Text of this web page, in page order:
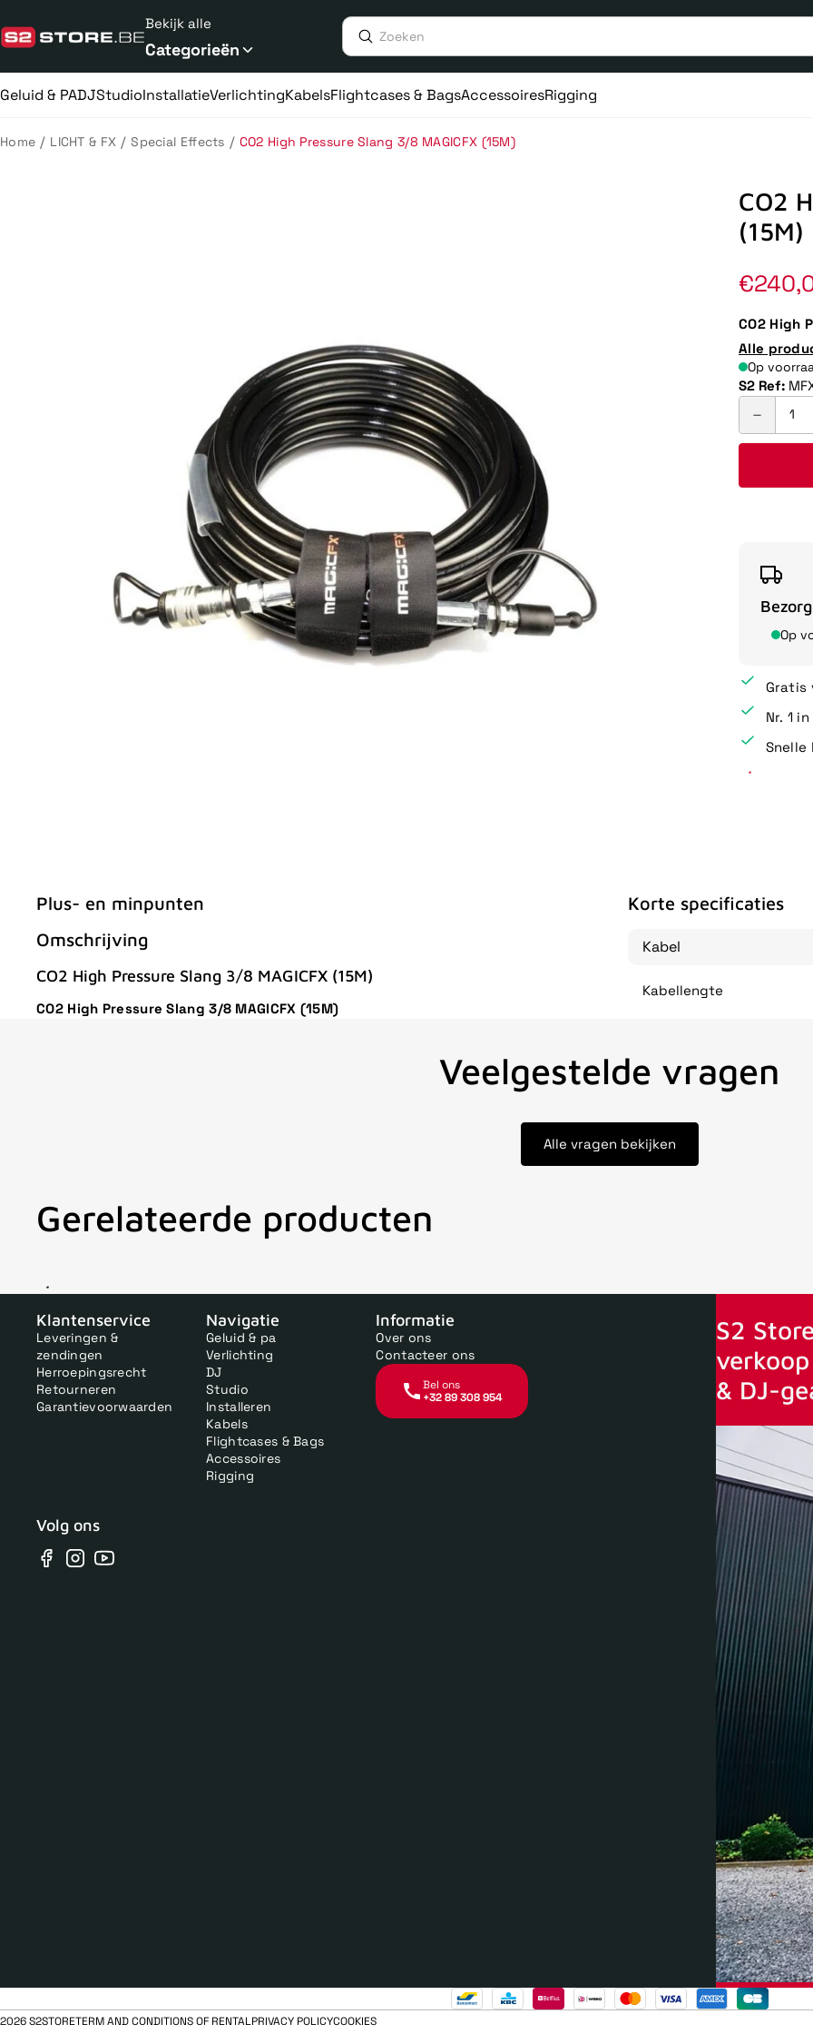
naar
de
Bekijk alle
Categorieën
Geluid & PADJStudioInstallatieVerlichtingKabelsFlightcases & BagsAccessoiresRigging
Home / LICHT & FX / Special Effects / CO2 High Pressure Slang 3/8 MAGICFX (15M)
CO2
(15M)
prijs
CO2 High
Alle
Op
S2 Ref:
Op
Gratis
Nr. 1
Snelle
Plus- en minpunten
Omschrijving
CO2 High Pressure Slang 3/8 MAGICFX (15M)
CO2 High Pressure Slang 3/8 MAGICFX (15M)
Korte specificaties
Kabel
Kabellengte
Veelgestelde vragen
Alle vragen bekijken
Gerelateerde producten
Voor 15uur besteld, zelfde dag verstuurd Echte winkel +35 jaar
Klantenservice
Leveringen &
zendingen
Herroepingsrecht
Retourneren
Garantievoorwaarden
Navigatie
Geluid & pa
Verlichting
DJ
Studio
Installeren
Kabels
Flightcases & Bags
Accessoires
Rigging
Informatie
Over ons
Contacteer ons
Bel ons
+32 89 308 954
Volg ons
Facebook
Instagram
YouTube
S2
& DJ-
2026 S2STORETERM AND CONDITIONS OF RENTALPRIVACY POLICYCOOKIES